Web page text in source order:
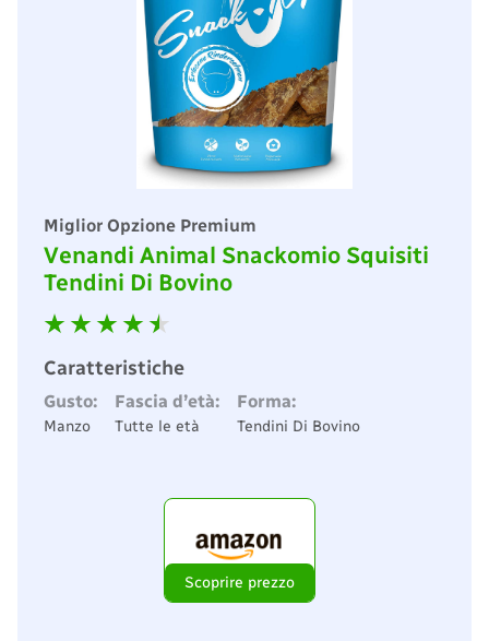
Miglior Opzione Premium
Venandi Animal Snackomio Squisiti
Tendini Di Bovino
Caratteristiche
Gusto:
Manzo
Fascia d’età:
Tutte le età
Forma:
Tendini Di Bovino
Scoprire prezzo